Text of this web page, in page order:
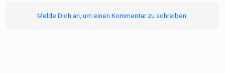
Melde Dich an, um einen Kommentar zu schreiben.